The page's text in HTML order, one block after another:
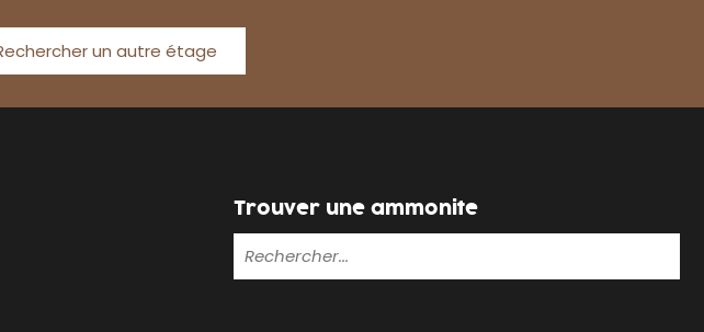
un autre étage
Trouver une ammonite